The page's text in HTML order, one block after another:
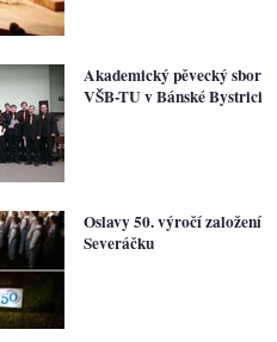
Akademický pěvecký sbor
VŠB-TU v Bánské Bystrici
Oslavy 50. výročí založení
Severáčku